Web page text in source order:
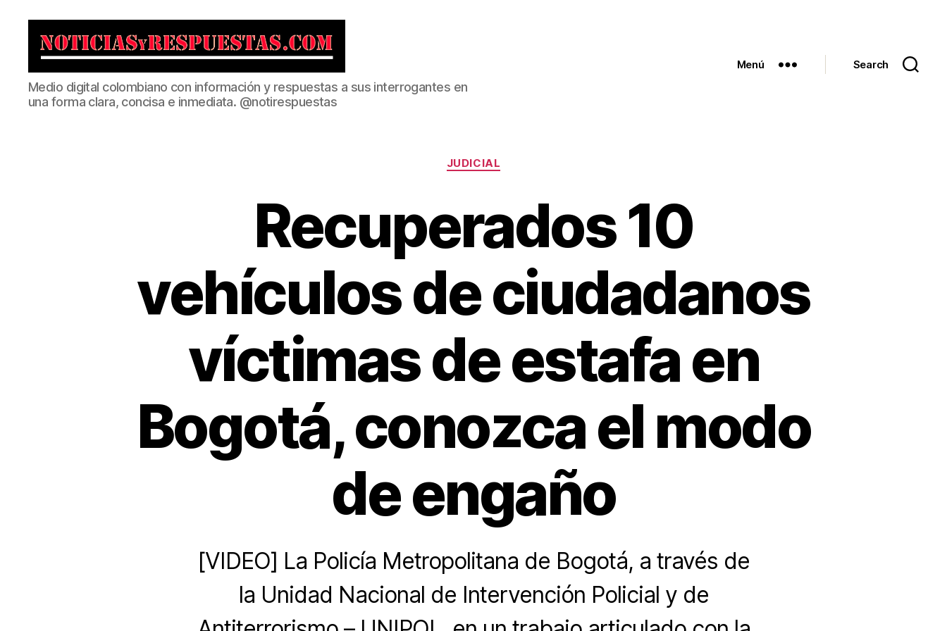
Noticias
y
Respuestas
Medio digital colombiano con información y respuestas a sus interrogantes en
una forma clara, concisa e inmediata. @notirespuestas
Menú Search
Categorías
JUDICIAL
Recuperados 10
vehículos de ciudadanos
víctimas de estafa en
Bogotá, conozca el modo
de engaño
[VIDEO] La Policía Metropolitana de Bogotá, a través de
la Unidad Nacional de Intervención Policial y de